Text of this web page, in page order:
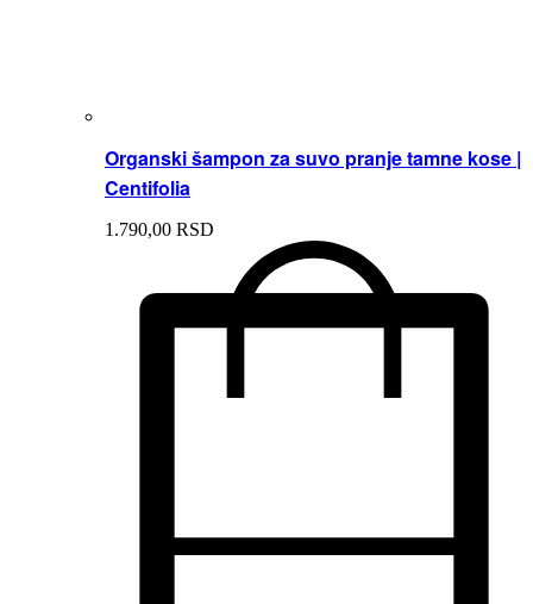
Organski šampon za suvo pranje tamne kose |
Centifolia
1.790,00 RSD